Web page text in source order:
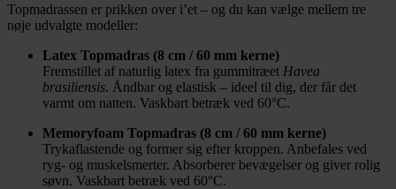
Topmadrassen er prikken over i’et – og du kan vælge mellem tre
nøje udvalgte modeller:
Latex Topmadras (8 cm / 60 mm kerne)
Fremstillet af naturlig latex fra gummitræet Havea
brasiliensis. Åndbar og elastisk – ideel til dig, der får det
varmt om natten. Vaskbart betræk ved 60°C.
Memoryfoam Topmadras (8 cm / 60 mm kerne)
Trykaflastende og former sig efter kroppen. Anbefales ved
ryg- og muskelsmerter. Absorberer bevægelser og giver rolig
søvn. Vaskbart betræk ved 60°C.